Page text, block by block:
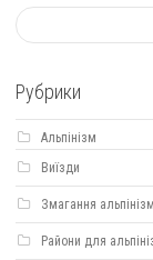
Рубрики
Альпінізм
Виїзди
Змагання альпінізм
Райони для